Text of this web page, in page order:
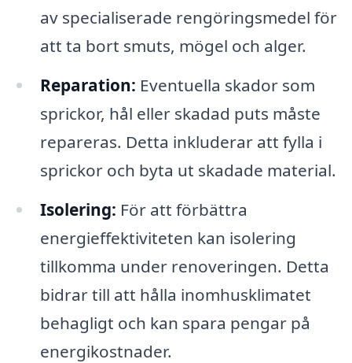
av specialiserade rengöringsmedel för
att ta bort smuts, mögel och alger.
Reparation: Eventuella skador som
sprickor, hål eller skadad puts måste
repareras. Detta inkluderar att fylla i
sprickor och byta ut skadade material.
Isolering: För att förbättra
energieffektiviteten kan isolering
tillkomma under renoveringen. Detta
bidrar till att hålla inomhusklimatet
behagligt och kan spara pengar på
energikostnader.